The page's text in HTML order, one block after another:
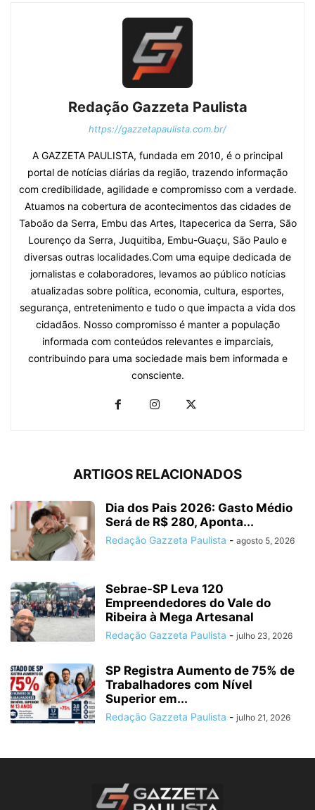
Redação Gazzeta Paulista
https://gazzetapaulista.com.br/
A GAZZETA PAULISTA, fundada em 2010, é o principal
portal de notícias diárias da região, trazendo informação
com credibilidade, agilidade e compromisso com a verdade.
Atuamos na cobertura de acontecimentos das cidades de
Taboão da Serra, Embu das Artes, Itapecerica da Serra, São
Lourenço da Serra, Juquitiba, Embu-Guaçu, São Paulo e
diversas outras localidades.Com uma equipe dedicada de
jornalistas e colaboradores, levamos ao público notícias
atualizadas sobre política, economia, cultura, esportes,
segurança, entretenimento e tudo o que impacta a vida dos
cidadãos. Nosso compromisso é manter a população
informada com conteúdos relevantes e imparciais,
contribuindo para uma sociedade mais bem informada e
consciente.
ARTIGOS RELACIONADOS
Dia dos Pais 2026: Gasto Médio
Será de R$ 280, Aponta...
Redação Gazzeta Paulista - agosto 5, 2026
Sebrae-SP Leva 120
Empreendedores do Vale do
Ribeira à Mega Artesanal
Redação Gazzeta Paulista - julho 23, 2026
SP Registra Aumento de 75% de
Trabalhadores com Nível
Superior em...
Redação Gazzeta Paulista - julho 21, 2026